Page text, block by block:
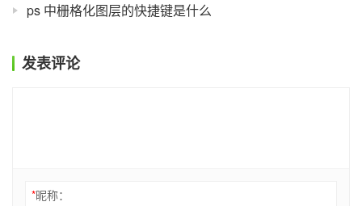
ps 中栅格化图层的快捷键是什么
发表评论
*昵称：